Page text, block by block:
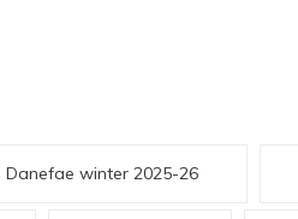
Danefae winter 2025-26